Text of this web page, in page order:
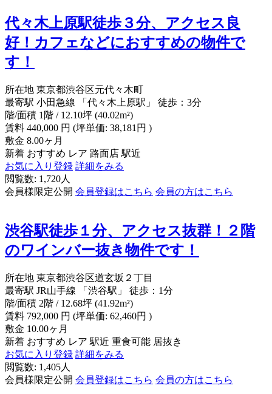
代々木上原駅徒歩３分、アクセス良
好！カフェなどにおすすめの物件で
す！
所在地 東京都渋谷区元代々木町
最寄駅 小田急線 「代々木上原駅」 徒歩：3分
階/面積 1階 / 12.10坪 (40.02m²)
賃料 440,000 円 (坪単価: 38,181円 )
敷金 8.00ヶ月
新着 おすすめ レア 路面店 駅近
お気に入り登録 詳細をみる
閲覧数: 1,720人
会員様限定公開 会員登録はこちら 会員の方はこちら
渋谷駅徒歩１分、アクセス抜群！２階
のワインバー抜き物件です！
所在地 東京都渋谷区道玄坂２丁目
最寄駅 JR山手線 「渋谷駅」 徒歩：1分
階/面積 2階 / 12.68坪 (41.92m²)
賃料 792,000 円 (坪単価: 62,460円 )
敷金 10.00ヶ月
新着 おすすめ レア 駅近 重食可能 居抜き
お気に入り登録 詳細をみる
閲覧数: 1,405人
会員様限定公開 会員登録はこちら 会員の方はこちら